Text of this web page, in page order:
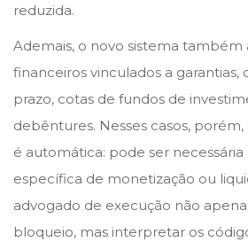
reduzida.
Ademais, o novo sistema também
financeiros vinculados a garantias,
prazo, cotas de fundos de
debêntures. Nesses casos,
é automática: pode ser
específica de monetização ou
advogado de execução não
bloqueio, mas interpretar os